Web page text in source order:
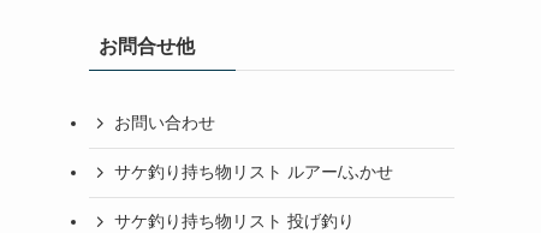
お問合せ他
お問い合わせ
サケ釣り持ち物リスト ルアー/ふかせ
サケ釣り持ち物リスト 投げ釣り